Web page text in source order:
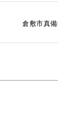
倉敷市真